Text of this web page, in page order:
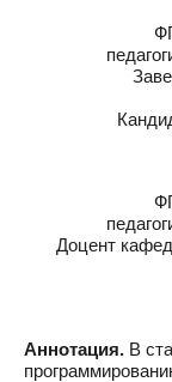
Доцент
Аннотация. В